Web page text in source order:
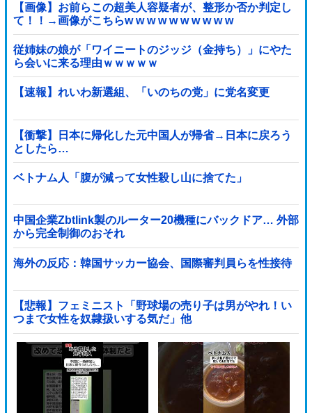
【画像】お前らこの超美人容疑者が、整形か否か判定し
て！！→画像がこちらw w w w w w w w w w
従姉妹の娘が「ワイニートのジッジ（金持ち）」にやた
ら会いに来る理由ｗｗｗｗｗ
【速報】れいわ新選組、「いのちの党」に党名変更
【衝撃】日本に帰化した元中国人が帰省→日本に戻ろう
としたら…
ベトナム人「腹が減って女性殺し山に捨てた」
中国企業Zbtlink製のルーター20機種にバックドア… 外部
から完全制御のおそれ
海外の反応：韓国サッカー協会、国際審判員らを性接待
【悲報】フェミニスト「野球場の売り子は男がやれ！い
つまで女性を奴隷扱いする気だ」他